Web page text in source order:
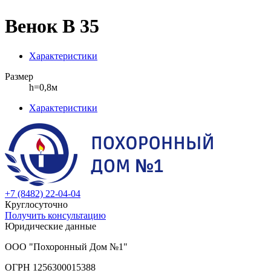
Венок В 35
Характеристики
Размер
h=0,8м
Характеристики
+7 (8482) 22-04-04
Круглосуточно
Получить консультацию
Юридические данные
ООО "Похоронный Дом №1"
ОГРН 1256300015388